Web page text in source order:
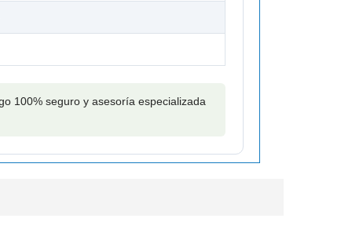
100% seguro y asesoría especializada